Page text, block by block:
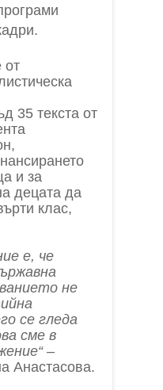
от
35 текста от
и за
децата да
клас,
е, че
не
се гледа
сме в
–
Анастасова.